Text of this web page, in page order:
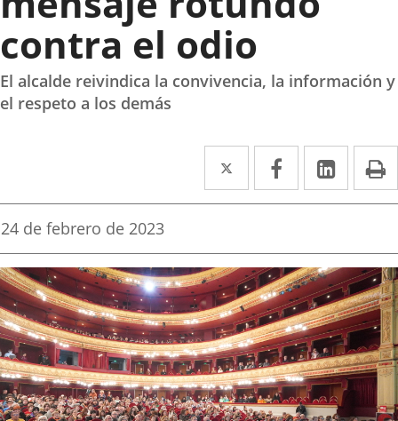
contra el odio
El alcalde reivindica la convivencia, la información y
el respeto a los demás
Twitter
Enlace
a
aplicación
externa.
Facebook
Enlace
a
aplicación
externa.
Enlace
a
Fecha
la
noticia
24 de febrero de 2023